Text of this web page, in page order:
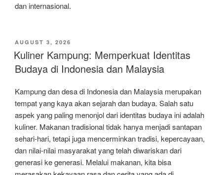
dan internasional.
POSTED
ON
AUGUST 3, 2026
Kuliner Kampung: Memperkuat Identitas
Budaya di Indonesia dan Malaysia
Kampung dan desa di Indonesia dan Malaysia merupakan
tempat yang kaya akan sejarah dan budaya. Salah satu
aspek yang paling menonjol dari identitas budaya ini adalah
kuliner. Makanan tradisional tidak hanya menjadi santapan
sehari-hari, tetapi juga mencerminkan tradisi, kepercayaan,
dan nilai-nilai masyarakat yang telah diwariskan dari
generasi ke generasi. Melalui makanan, kita bisa